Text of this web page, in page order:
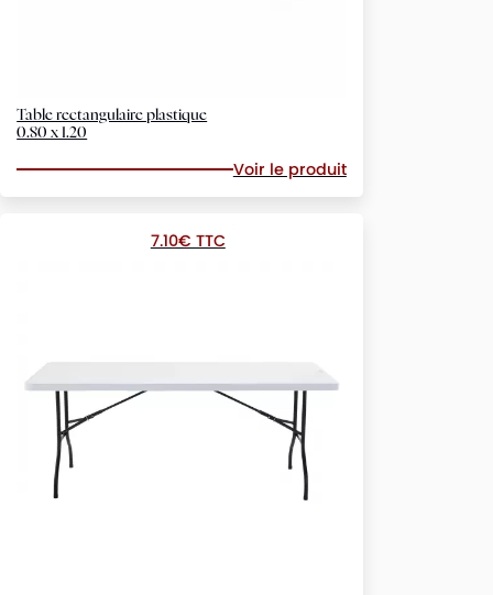
Table rectangulaire plastique
0.80 x 1.20
Voir le produit
7.10€ TTC